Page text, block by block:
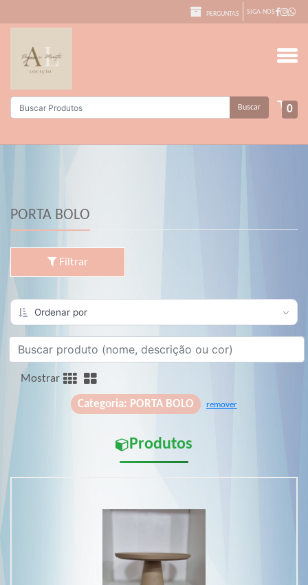
PERGUNTAS SIGA-NOS
Buscar 0
PORTA BOLO
Filtrar
Mostrar
Categoria: PORTA BOLO remover
Produtos